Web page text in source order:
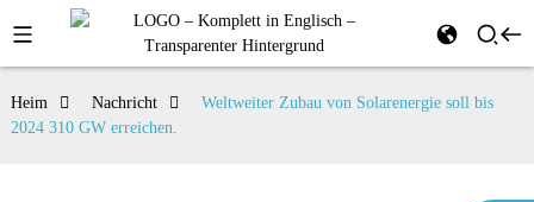
Heim Nachricht
Weltweiter Zubau von Solarenergie soll bis
2024 310 GW erreichen.